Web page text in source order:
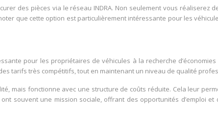
des pièces via le réseau INDRA. Non seulement vous réaliserez
que cette option est particulièrement intéressante pour les
pour les propriétaires de véhicules à la recherche d’économies
tarifs très compétitifs, tout en maintenant un niveau de qualité
mais fonctionne avec une structure de coûts réduite. Cela leur
souvent une mission sociale, offrant des opportunités d’emploi et